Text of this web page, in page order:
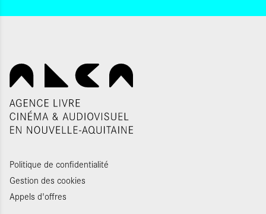
Politique de confidentialité
Gestion des cookies
Appels d'offres